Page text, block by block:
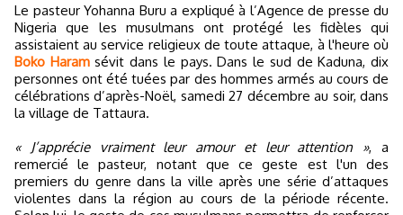
Le pasteur Yohanna Buru a expliqué à l’Agence de presse du
Nigeria que les musulmans ont protégé les fidèles qui
assistaient au service religieux de toute attaque, à l'heure où
Boko Haramsévit dans le pays. Dans le sud de Kaduna, dix
personnes ont été tuées par des hommes armés au cours de
célébrations d’après-Noël, samedi 27 décembre au soir, dans
la village de Tattaura.
« J’apprécie vraiment leur amour et leur attention », a
remercié le pasteur, notant que ce geste est l'un des
premiers du genre dans la ville après une série d’attaques
violentes dans la région au cours de la période récente.